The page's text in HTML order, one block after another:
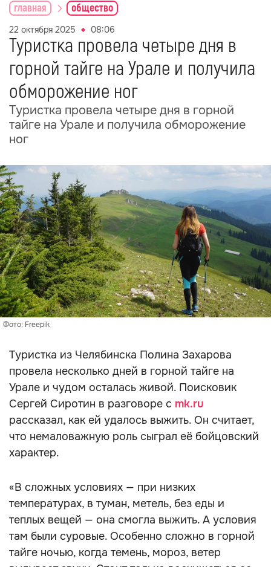
главная общество
22 октября 2025 08:06
Туристка провела четыре дня в
горной тайге на Урале и получила
обморожение ног
Туристка провела четыре дня в горной
тайге на Урале и получила обморожение
ног
Фото: Freepik
Туристка из Челябинска Полина Захарова
провела несколько дней в горной тайге на
Урале и чудом осталась живой. Поисковик
Сергей Сиротин в разговоре с mk.ru
рассказал, как ей удалось выжить. Он считает,
что немаловажную роль сыграл её бойцовский
характер.
«В сложных условиях — при низких
температурах, в туман, метель, без еды и
теплых вещей — она смогла выжить. А условия
там были суровые. Особенно сложно в горной
тайге ночью, когда темень, мороз, ветер